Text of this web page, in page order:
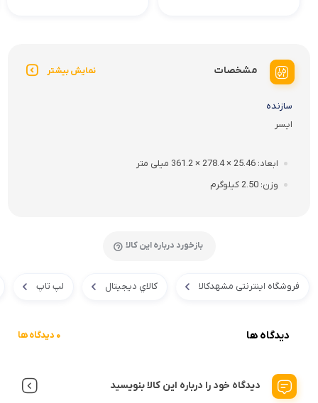
مشخصات نمایش بیشتر
سازنده
ایسر
ابعاد 25.46 × 278.4 × 361.2 میلی متر
وزن 2.50 کیلوگرم
بازخورد درباره این کالا
فروشگاه اینترنتی مشهدکالا کالاي ديجيتال لپ تاپ
دیدگاه ها 0 دیدگاه ها
دیدگاه خود را درباره این کالا بنویسید